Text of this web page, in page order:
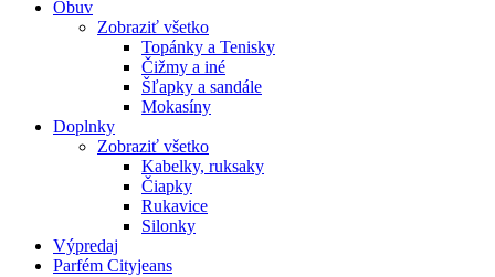
Obuv
Zobraziť všetko
Topánky a Tenisky
Čižmy a iné
Šľapky a sandále
Mokasíny
Doplnky
Zobraziť všetko
Kabelky, ruksaky
Čiapky
Rukavice
Silonky
Výpredaj
Parfém Cityjeans